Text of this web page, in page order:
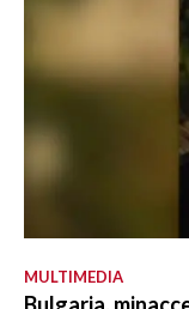
MULTIMEDIA